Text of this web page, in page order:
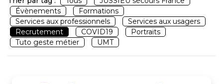
Évènements
Formations
Services aux professionnels
Services aux usagers
Recrutement
COVID19
Portraits
Tuto geste métier
UMT